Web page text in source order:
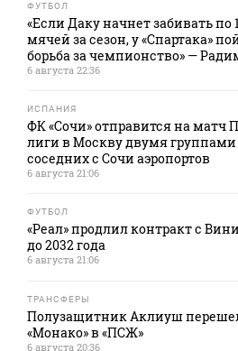
ФУТБОЛ
«Если Даку начнет забивать по
мячей за сезон, у «Спартака»
борьба за чемпионство» —
6 августа 22:36
ИСПАНИЯ
ФК «Сочи» отправится на матч
лиги в Москву двумя группами
соседних с Сочи аэропортов
6 августа 21:06
ФУТБОЛ
«Реал» продлил контракт с
до 2032 года
6 августа 21:06
ТРАНСФЕРЫ
Полузащитник Аклиуш
«Монако» в «ПСЖ»
6 августа 20:36